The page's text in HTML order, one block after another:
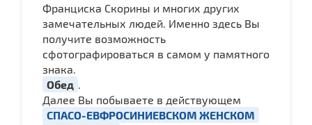
Франциска Скорины и многих других
замечательных людей. Именно здесь Вы
получите возможность
сфотографироваться в самом у памятного
знака.
Обед
Далее Вы побываете в действующем
СПАСО-ЕВФРОСИНИЕВСКОМ ЖЕНСКОМ